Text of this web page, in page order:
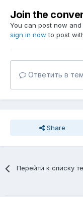
Join the
You can post now
sign in now to post
Ответить в
Share
Перейти к списку